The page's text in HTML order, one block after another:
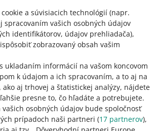
a súvisiacich technológií (napr.
spracovaním vašich osobných údajov
identifikátorov, údajov prehliadača),
zobrazovaný obsah vašim
ukladaním informácií na vašom koncovom
k údajom a ich spracovaním, a to aj na
ako aj trhovej a štatistickej analýzy, nájdete
presne to, čo hľadáte a potrebujete.
vašich osobných údajov bude spoločnosť
prípadoch naši partneri (17 partnerov),
vám poskytneme beta verziu
obrázkov vo vašich ponukách
umelou inteligenciou.
ČÍTAŤ VIAC